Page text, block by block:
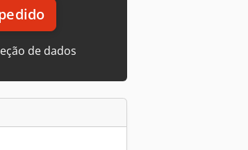
de dados